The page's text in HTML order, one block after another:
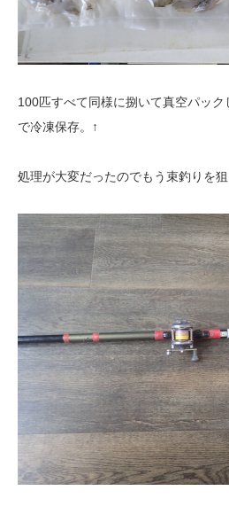
100匹すべて同様に捌いて真空パック
で冷凍保存。↑
処理が大変だったのでもう束釣りを狙